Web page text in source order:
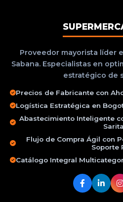
Proveedor mayorista líder
Sabana. Especialistas en
estratégico de
Precios de Fabricante con
Logística Estratégica en
Abastecimiento Inteligente
Sarita
Flujo de Compra Ágil con
Soporte
Catálogo Integral